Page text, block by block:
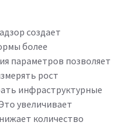
создает
более
параметров позволяет
рост
инфраструктурные
увеличивает
количество